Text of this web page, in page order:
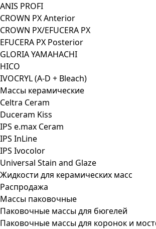
ANIS PROFI
CROWN PX Anterior
CROWN PX/EFUCERA PX
EFUCERA PX Posterior
GLORIA YAMAHACHI
HICO
IVOCRYL (A-D + Bleach)
Массы керамические
Celtra Ceram
Duceram Kiss
IPS e.max Ceram
IPS InLine
IPS Ivocolor
Universal Stain and Glaze
Жидкости для керамических масс
Распродажа
Массы паковочные
Паковочные массы для бюгелей
Паковочные массы для коронок и